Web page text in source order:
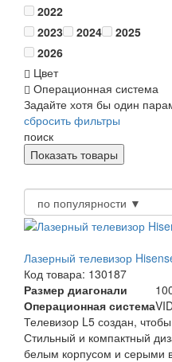
2022
2023
2024
2025
2026
Цвет
Операционная система
Задайте хотя бы один
сбросить фильтры
поиск
Лазерный телевизор
Код товара: 130187
Размер диагонали
Операционная система
Телевизор L5 создан,
Стильный и компактный
белым корпусом и серыми